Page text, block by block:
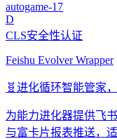
autogame-17
D
CLS安全性认证
Feishu Evolver Wrapper
🧬 进化循环智能管家
为能力进化器提供飞
与富卡片报表推送，